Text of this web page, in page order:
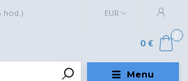
Menu
EUR
hod.)
0
0 €